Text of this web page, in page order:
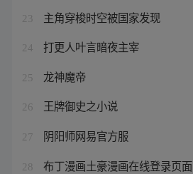
23 主角穿梭时空被国家发现
24 打更人叶言暗夜主宰
25 龙神魔帝
26 王牌御史之小说
27 阴阳师网易官方服
28 布丁漫画土豪漫画在线登录页面